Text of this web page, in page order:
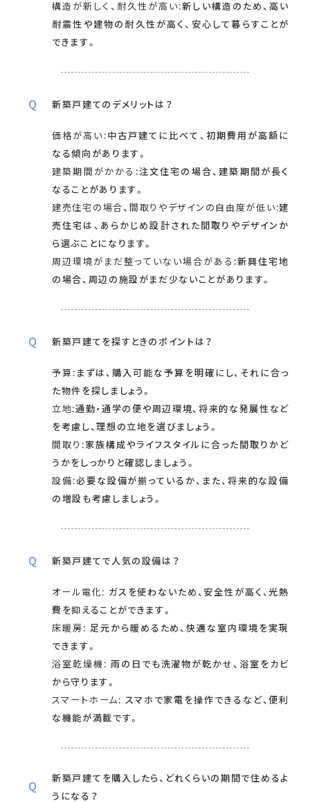
構造が新しく、耐久性が高い:新しい構造のため、高い
耐震性や建物の耐久性が高く、安心して暮らすことが
できます。
新築戸建てのデメリットは？
価格が高い:中古戸建てに比べて、初期費用が高額に
なる傾向があります。
建築期間がかかる :注文住宅の場合、建築期間が長く
なることがあります。
建売住宅の場合、間取りやデザインの自由度が低い:建
売住宅は、あらかじめ設計された間取りやデザインか
ら選ぶことになります。
周辺環境がまだ整っていない場合がある :新興住宅地
の場合、周辺の施設がまだ少ないことがあります。
新築戸建てを探すときのポイントは？
予算 :まずは、購入可能な予算を明確にし、それに合っ
た物件を探しましょう。
立地:通勤・通学の便や周辺環境、将来的な発展性など
を考慮し、理想の立地を選びましょう。
間取り :家族構成やライフスタイルに合った間取りかど
うかをしっかりと確認しましょう。
設備:必要な設備が揃っているか、また、将来的な設備
の増設も考慮しましょう。
新築戸建てで人気の設備は？
オール電化: ガスを使わないため、安全性が高く、光熱
費を抑えることができます。
床暖房: 足元から暖めるため、快適な室内環境を実現
できます。
浴室乾燥機: 雨の日でも洗濯物が乾かせ、浴室をカビ
から守ります。
スマートホーム: スマホで家電を操作できるなど、便利
な機能が満載です。
新築戸建てを購入したら、どれくらいの期間で住めるよ
うになる？